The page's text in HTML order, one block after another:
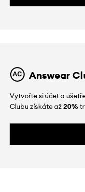
Answear
Vytvořte si účet a
Clubu získáte až20%